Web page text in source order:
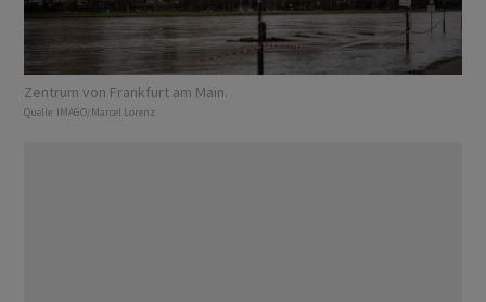
Zentrum von Frankfurt am Main.
Quelle: IMAGO/Marcel Lorenz